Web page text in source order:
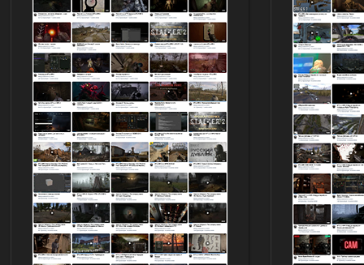
Ответить ➤
03.08.2026
ANOMALY ※ MEDIUM 7.0
19:14
Stalker-Mods-Clan-su
Доступно только для пользователей
Ответить ➤
03.08.2026
Improved Weapon Pack (I.W.P.) - UPD
30.12.25
11:00
Stalker-Mods-Clan-su
Глобальный патч от
31.07.2026.